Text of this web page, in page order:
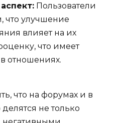
Пользователи
что улучшение
влияет на их
что имеет
отношениях.
что на форумах и в
не только